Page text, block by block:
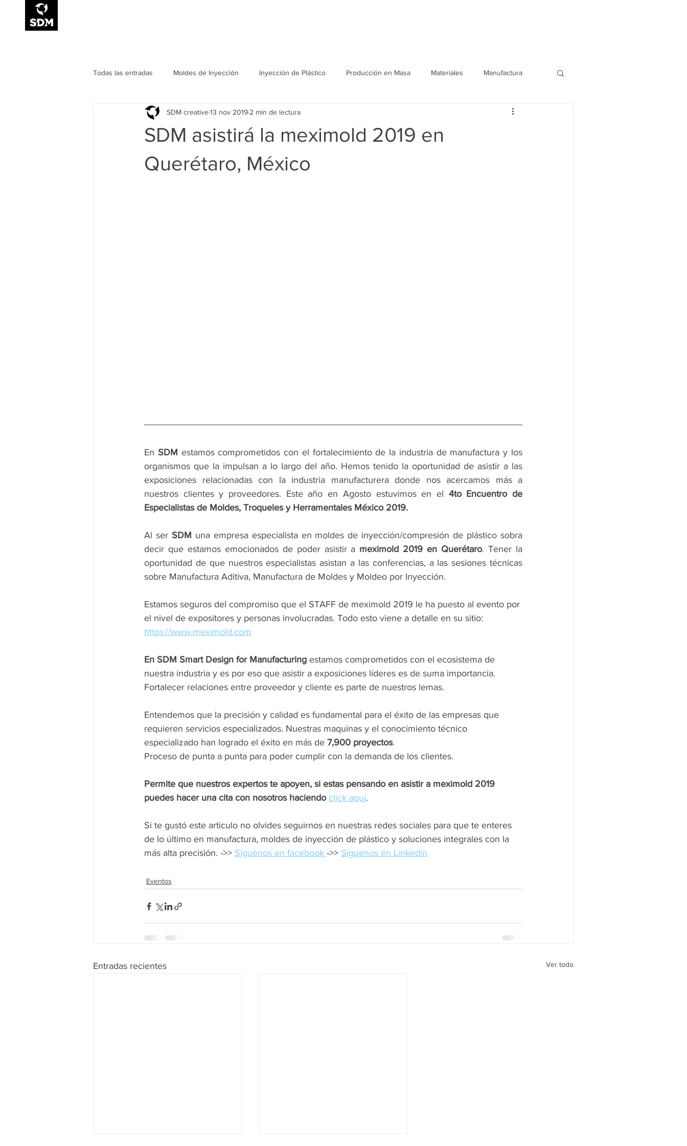
Todas las entradas Moldes de Inyección Inyección de Plástico Producción en Masa Materiales Manufactura
SDM asistirá la meximold 2019 en
Querétaro, México
SDM creative13 nov 2019 2 min de lectura
En SDM estamos comprometidos con el fortalecimiento de la industria de manufactura y los
organismos que la impulsan a lo largo del año. Hemos tenido la oportunidad de asistir a las
exposiciones relacionadas con la industria manufacturera donde nos acercamos más a
nuestros clientes y proveedores. Este año en Agosto estuvimos en el 4to Encuentro de
Especialistas de Moldes, Troqueles y Herramentales México 2019.
Al ser SDM una empresa especialista en moldes de inyección/compresión de plástico sobra
decir que estamos emocionados de poder asistir a meximold 2019 en Querétaro. Tener la
oportunidad de que nuestros especialistas asistan a las conferencias, a las sesiones técnicas
sobre Manufactura Aditiva, Manufactura de Moldes y Moldeo por Inyección.
Estamos seguros del compromiso que el STAFF de meximold 2019 le ha puesto al evento por
el nivel de expositores y personas involucradas. Todo esto viene a detalle en su sitio:
https://www.meximold.com
En SDM Smart Design for Manufacturing estamos comprometidos con el ecosistema de
nuestra industria y es por eso que asistir a exposiciones líderes es de suma importancia.
Fortalecer relaciones entre proveedor y cliente es parte de nuestros lemas.
Entendemos que la precisión y calidad es fundamental para el éxito de las empresas que
requieren servicios especializados. Nuestras maquinas y el conocimiento técnico
especializado han logrado el éxito en más de 7,900 proyectos.
Proceso de punta a punta para poder cumplir con la demanda de los clientes.
Permite que nuestros expertos te apoyen, si estas pensando en asistir a meximold 2019
puedes hacer una cita con nosotros haciendo click aquí.
Si te gustó este articulo no olvides seguirnos en nuestras redes sociales para que te enteres
de lo último en manufactura, moldes de inyección de plástico y soluciones integrales con la
más alta precisión. ->> Síguenos en facebook ->> Síguenos en Linkedin
Eventos
Entradas recientes Ver todo